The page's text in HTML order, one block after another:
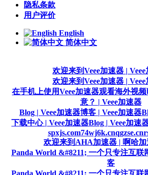
隐私条款
用户评价
English
简体中文
欢迎来到Veee加速器 |
欢迎来到Veee加速器 |
在手机上使用Veee加速器观看海外视
意？ | Veee加速器
Blog | Veee加速器博客 | Veee加速器
下载中心 | Veee加速器Blog | Veee加速
spxjs.com74wj6k.cnqgzse.cn
欢迎来到AHA加速器 | 啊哈加
Panda World &#8211; 一个只专注互联
客